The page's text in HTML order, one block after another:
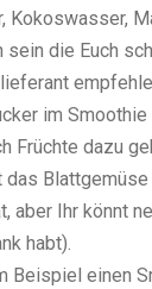
Kokoswasser,
sein die Euch
im Smoothie
Früchte dazu
aber Ihr könnt
habt).
Beispiel einen